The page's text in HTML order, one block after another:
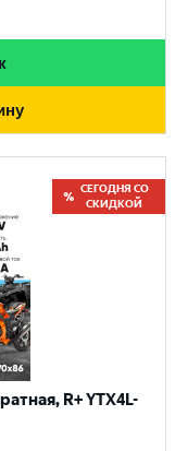
СЕГОДНЯ СО
СКИДКОЙ
R+ YTX4L-